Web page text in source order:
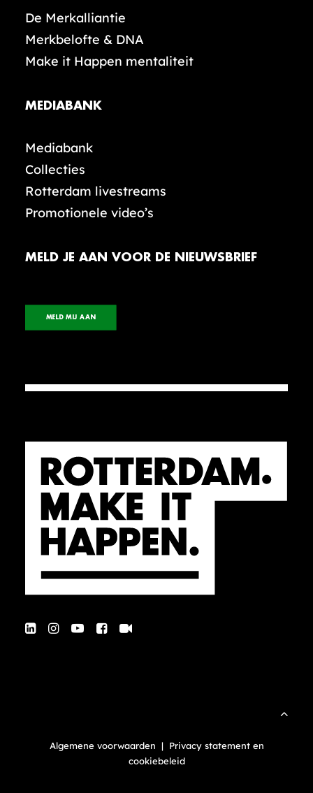
De Merkalliantie
Merkbelofte & DNA
Make it Happen mentaliteit
MEDIABANK
Mediabank
Collecties
Rotterdam livestreams
Promotionele video’s
MELD JE AAN VOOR DE NIEUWSBRIEF
MELD MIJ AAN
Algemene voorwaarden | Privacy statement en
cookiebeleid